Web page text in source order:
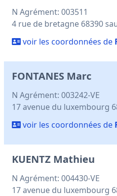
N Agrément: 003511
4 rue de bretagne 68390
voir les coordonnées de
FONTANES Marc
N Agrément: 003242-VE
17 avenue du luxembourg
voir les coordonnées de
KUENTZ Mathieu
N Agrément: 004430-VE
17 avenue du luxembourg